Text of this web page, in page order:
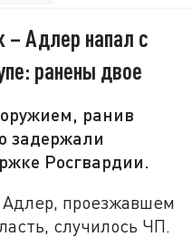
– Адлер напал с
ранены двое
ранив
задержали
Росгвардии.
Адлер, проезжавшем
случилось ЧП.